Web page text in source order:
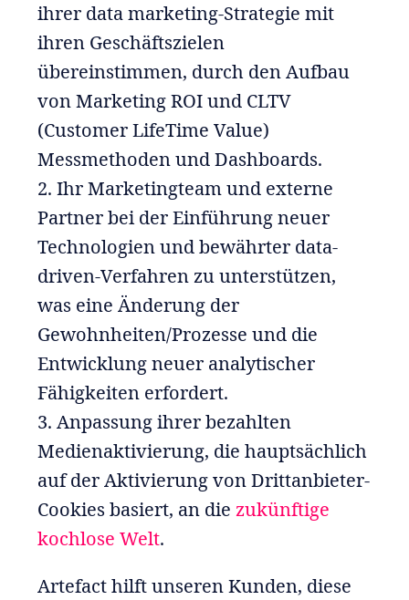
ihrer data marketing-Strategie mit
ihren Geschäftszielen
übereinstimmen, durch den Aufbau
von Marketing ROI und CLTV
(Customer LifeTime Value)
Messmethoden und Dashboards.
2. Ihr Marketingteam und externe
Partner bei der Einführung neuer
Technologien und bewährter data-
driven-Verfahren zu unterstützen,
was eine Änderung der
Gewohnheiten/Prozesse und die
Entwicklung neuer analytischer
Fähigkeiten erfordert.
3. Anpassung ihrer bezahlten
Medienaktivierung, die hauptsächlich
auf der Aktivierung von Drittanbieter-
Cookies basiert, an die zukünftige
kochlose Welt.
Artefact hilft unseren Kunden, diese